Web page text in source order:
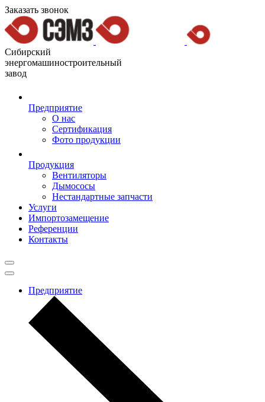
Заказать звонок
Сибирский
энергомашиностроительный
завод
Предприятие
О нас
Сертификация
Фото продукции
Продукция
Вентиляторы
Дымососы
Нестандартные запчасти
Услуги
Импортозамещение
Референции
Контакты
Предприятие